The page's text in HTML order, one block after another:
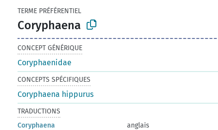
TERME PRÉFÉRENTIEL
Coryphaena
CONCEPT GÉNÉRIQUE
Coryphaenidae
CONCEPTS SPÉCIFIQUES
Coryphaena hippurus
TRADUCTIONS
Coryphaena
anglais